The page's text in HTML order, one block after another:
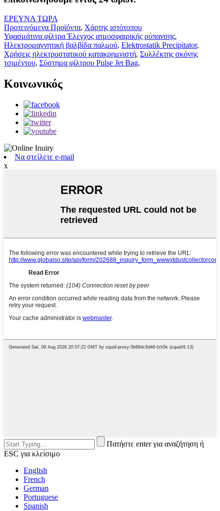
ΕΡΕΥΝΑ ΤΩΡΑ
Προτεινόμενα Προϊόντα, Χάρτης ιστότοπου
Υφασμάτινα φίλτρα Έλεγχος ατμοσφαιρικής ρύπανσης,
Ηλεκτρομαγνητική βαλβίδα παλμού, Elektrostatik Precipitator,
Χρήσεις ηλεκτροστατικού κατακρημνιστή, Συλλέκτης σκόνης
τσιμέντου, Σύστημα φίλτρου Pulse Jet Bag,
Κοινωνικός
Να στείλετε e-mail
x
Πατήστε enter για αναζήτηση ή
ESC για κλείσιμο
English
French
German
Portuguese
Spanish